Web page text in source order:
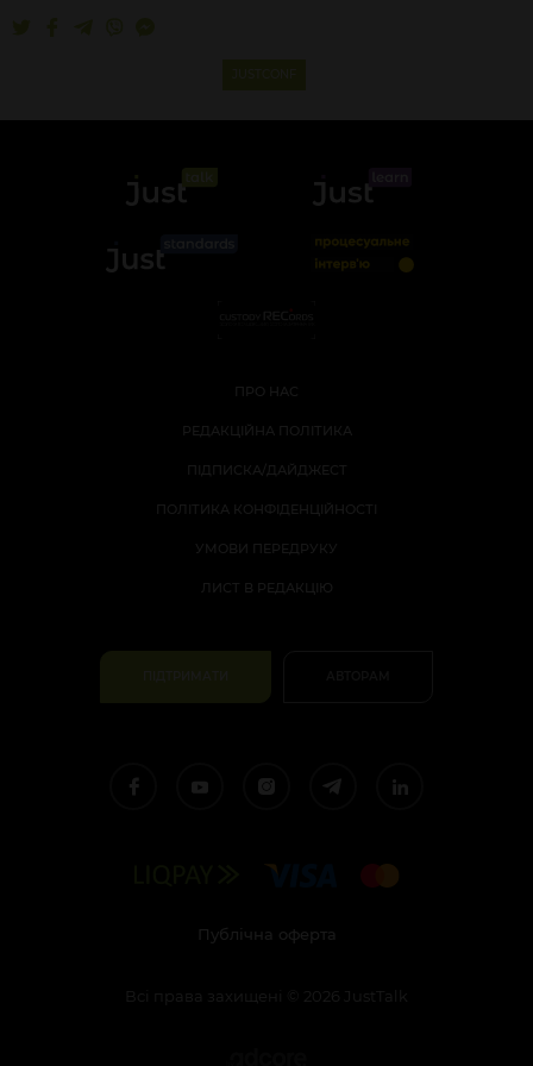
ПРО НАС
РЕДАКЦІЙНА ПОЛІТИКА
ПІДПИСКА/ДАЙДЖЕСТ
ПОЛІТИКА КОНФІДЕНЦІЙНОСТІ
УМОВИ ПЕРЕДРУКУ
ЛИСТ В РЕДАКЦІЮ
Публічна оферта
Всі права захищені 2026 JustTalk